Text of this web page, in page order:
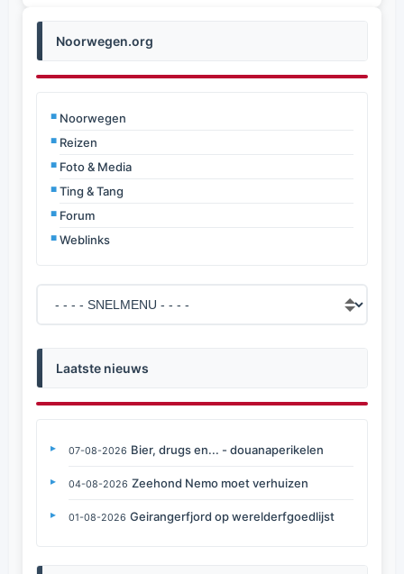
Noorwegen.org
Noorwegen
Reizen
Foto & Media
Ting & Tang
Forum
Weblinks
Laatste nieuws
07-08-2026 Bier, drugs en... - douanaperikelen
04-08-2026 Zeehond Nemo moet verhuizen
01-08-2026 Geirangerfjord op werelderfgoedlijst